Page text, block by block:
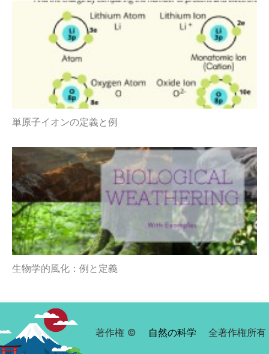
単原子イオンの定義と例
生物学的風化：例と定義
著作権 © 自然の科学 全著作権所有